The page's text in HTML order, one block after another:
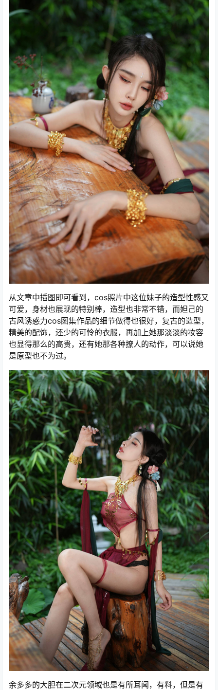
从文章中插图即可看到，cos照片中这位妹子的造型性感又
可爱，身材也展现的特别棒，造型也非常不错，而妲己的
古风诱惑力cos图集作品的细节做得也很好，复古的造型，
精美的配饰，还少的可怜的衣服，再加上她那淡淡的妆容
也显得那么的高贵，还有她那各种撩人的动作，可以说她
是原型也不为过。
余多多的大胆在二次元领域也是有所耳闻，有料，但是有